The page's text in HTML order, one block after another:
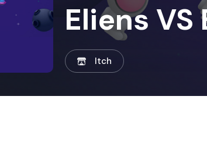
Eliens VS
Itch